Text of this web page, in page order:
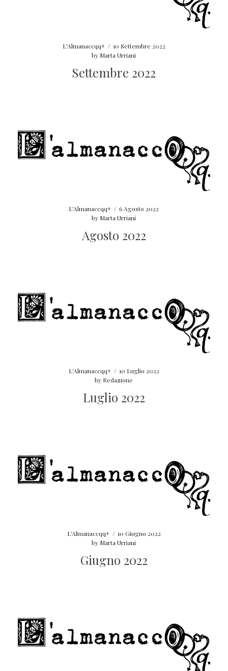
L'Almanaccqq+ / 10 Settembre 2022
by Marta Urriani
Settembre 2022
L'Almanaccqq+ / 6 Agosto 2022
by Marta Urriani
Agosto 2022
L'Almanaccqq+ / 10 Luglio 2022
by Redazione
Luglio 2022
L'Almanaccqq+ / 10 Giugno 2022
by Marta Urriani
Giugno 2022